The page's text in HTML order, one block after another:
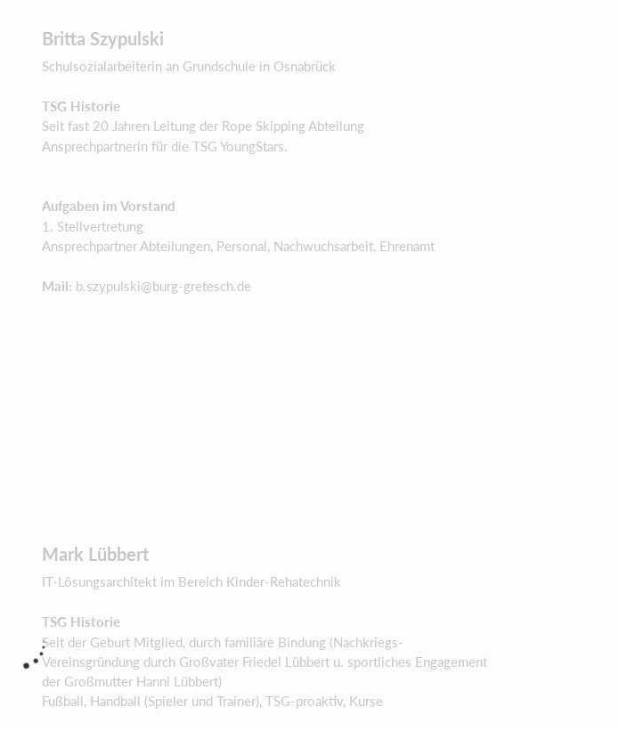
Britta Szypulski
Schulsozialarbeiterin an Grundschule in Osnabrück
TSG Historie
Seit fast 20 Jahren Leitung der Rope Skipping Abteilung
Ansprechpartnerin für die TSG YoungStars.
Aufgaben im Vorstand
1. Stellvertretung
Ansprechpartner Abteilungen, Personal, Nachwuchsarbeit, Ehrenamt
Mail: b.szypulski@burg-gretesch.de
Mark Lübbert
IT-Lösungsarchitekt im Bereich Kinder-Rehatechnik
TSG Historie
Seit der Geburt Mitglied, durch familiäre Bindung (Nachkriegs-
Vereinsgründung durch Großvater Friedel Lübbert u. sportliches Engagement
der Großmutter Hanni Lübbert)
Fußball, Handball (Spieler und Trainer), TSG-proaktiv, Kurse